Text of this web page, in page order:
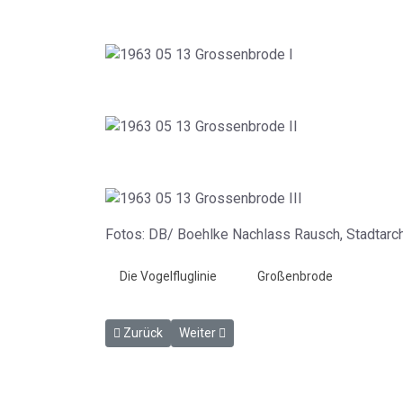
Fotos: DB/ Boehlke Nachlass Rausch,
Die Vogelfluglinie Großenbrode
Vorheriger Beitrag: Großenbrode am 2. November
Zurück Nächster Beitrag: Gleiserneuerung in
Weiter